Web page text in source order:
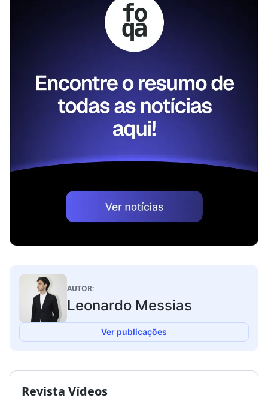
AUTOR:
Leonardo Messias
Ver publicações
Revista Vídeos